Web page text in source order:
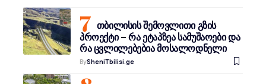
თბილისის შემოვლითი გზის
პროექტი – რა ეტაპზეა სამუშაოები და
რა ცვლილებებია მოსალოდნელი
BySheniTbilisi.ge